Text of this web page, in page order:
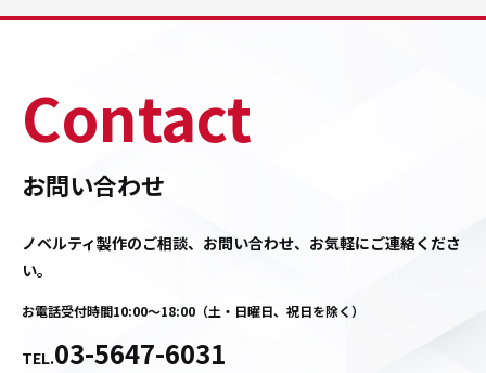
Contact
お問い合わせ
ノベルティ製作のご相談、お問い合わせ、お気軽にご連絡くださ
い。
お電話受付時間10:00～18:00（土・日曜日、祝日を除く）
TEL.03-5647-6031